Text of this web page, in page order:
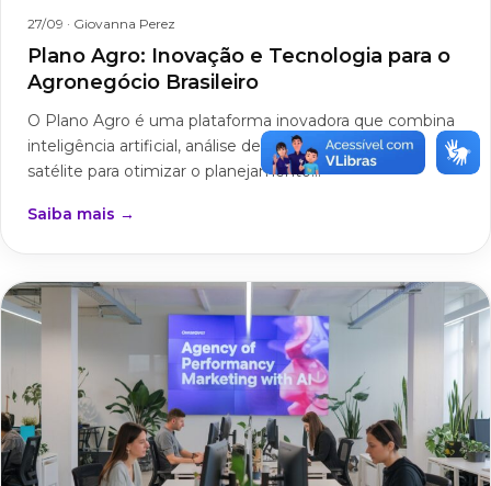
27/09 · Giovanna Perez
Plano Agro: Inovação e Tecnologia para o
Agronegócio Brasileiro
O Plano Agro é uma plataforma inovadora que combina
inteligência artificial, análise de dados e imagens de
satélite para otimizar o planejamento...
Saiba mais →